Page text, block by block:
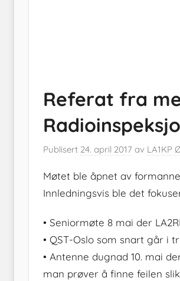
Referat fra
Publisert 24. april 2017 av LA1KP
Møtet ble åpnet av
Innledningsvis ble det
• Seniormøte 8 mai der
• QST-Oslo som snart går i
• Antenne dugnad 10. mai
man prøver å finne feilen